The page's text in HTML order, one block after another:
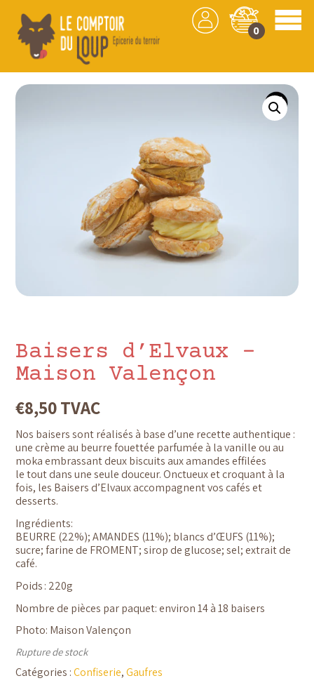
0
Les produits/Confiserie Gaufres
/ Baisers
d’Elvaux – Maison Valençon
Baisers d’Elvaux –
Maison Valençon
€8,50TVAC
Nos baisers sont réalisés à base d’une recette authentique :
une crème au beurre fouettée parfumée à la vanille ou au
moka embrassant deux biscuits aux amandes effilées
le tout dans une seule douceur. Onctueux et croquant à la
fois, les Baisers d’Elvaux accompagnent vos cafés et
desserts.
Ingrédients:
BEURRE (22%);AMANDES (11%); blancs d’ŒUFS (11%);
sucre; farine de FROMENT; sirop de glucose; sel; extrait de
café.
Poids : 220g
Nombre de pièces par paquet: environ 14 à 18 baisers
Photo: Maison Valençon
Rupture de stock
Catégories :Confiserie,Gaufres